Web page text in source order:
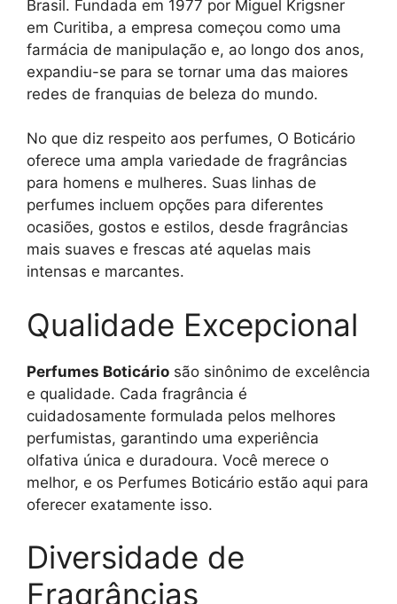
Brasil. Fundada em 1977 por Miguel Krigsner
em Curitiba, a empresa começou como uma
farmácia de manipulação e, ao longo dos anos,
expandiu-se para se tornar uma das maiores
redes de franquias de beleza do mundo.
No que diz respeito aos perfumes, O Boticário
oferece uma ampla variedade de fragrâncias
para homens e mulheres. Suas linhas de
perfumes incluem opções para diferentes
ocasiões, gostos e estilos, desde fragrâncias
mais suaves e frescas até aquelas mais
intensas e marcantes.
Qualidade Excepcional
Perfumes Boticário são sinônimo de excelência
e qualidade. Cada fragrância é
cuidadosamente formulada pelos melhores
perfumistas, garantindo uma experiência
olfativa única e duradoura. Você merece o
melhor, e os Perfumes Boticário estão aqui para
oferecer exatamente isso.
Diversidade de
Fragrâncias